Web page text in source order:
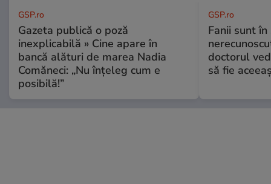
GSP.ro
Gazeta publică o poză
inexplicabilă » Cine apare în
bancă alături de marea Nadia
Comăneci: „Nu înțeleg cum e
posibilă!”
GSP.ro
Fanii sunt în
doctorul
să fie